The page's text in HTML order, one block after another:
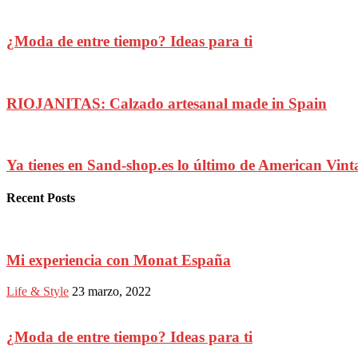
¿Moda de entre tiempo? Ideas para ti
RIOJANITAS: Calzado artesanal made in Spain
Ya tienes en Sand-shop.es lo último de American
Recent Posts
Mi experiencia con Monat España
Life & Style 23 marzo, 2022
¿Moda de entre tiempo? Ideas para ti